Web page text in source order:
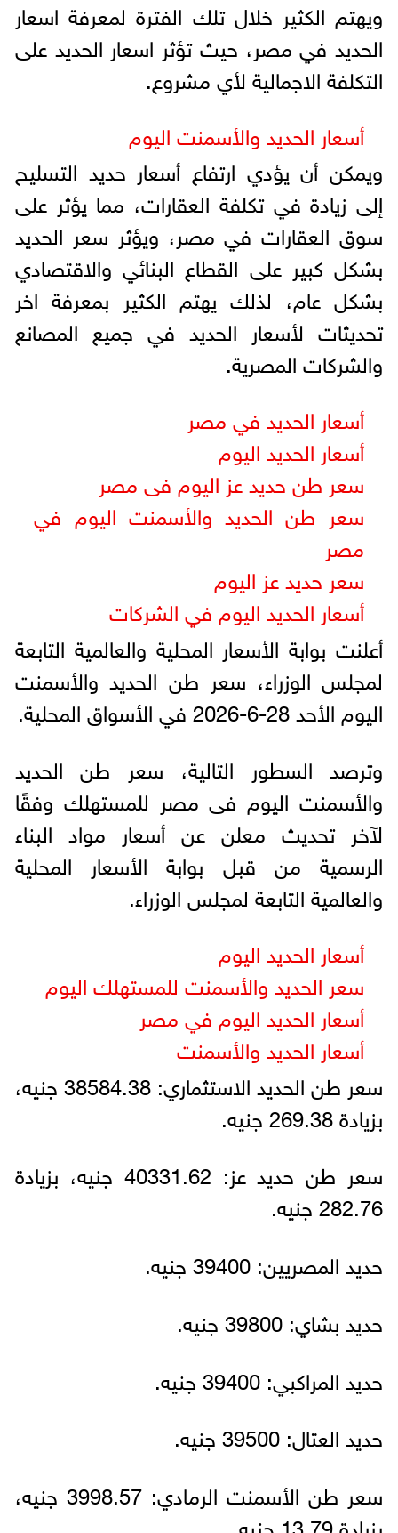
ويهتم الكثير خلال تلك الفترة لمعرفة اسعار
الحديد في مصر، حيث تؤثر اسعار الحديد على
التكلفة الاجمالية لأي مشروع.
أسعار الحديد والأسمنت اليوم
ويمكن أن يؤدي ارتفاع أسعار حديد التسليح
إلى زيادة في تكلفة العقارات، مما يؤثر على
سوق العقارات في مصر، ويؤثر سعر الحديد
بشكل كبير على القطاع البنائي والاقتصادي
بشكل عام، لذلك يهتم الكثير بمعرفة اخر
تحديثات لأسعار الحديد في جميع المصانع
والشركات المصرية.
أسعار الحديد في مصر
أسعار الحديد اليوم
سعر طن حديد عز اليوم فى مصر
سعر طن الحديد والأسمنت اليوم في
مصر
سعر حديد عز اليوم
أسعار الحديد اليوم في الشركات
أعلنت بوابة الأسعار المحلية والعالمية التابعة
لمجلس الوزراء، سعر طن الحديد والأسمنت
اليوم الأحد 28-6-2026 في الأسواق المحلية.
وترصد السطور التالية، سعر طن الحديد
والأسمنت اليوم فى مصر للمستهلك وفقًا
لآخر تحديث معلن عن أسعار مواد البناء
الرسمية من قبل بوابة الأسعار المحلية
والعالمية التابعة لمجلس الوزراء.
أسعار الحديد اليوم
سعر الحديد والأسمنت للمستهلك اليوم
أسعار الحديد اليوم في مصر
أسعار الحديد والأسمنت
سعر طن الحديد الاستثماري: 38584.38 جنيه،
بزيادة 269.38 جنيه.
سعر طن حديد عز: 40331.62 جنيه، بزيادة
282.76 جنيه.
حديد المصريين: 39400 جنيه.
حديد بشاي: 39800 جنيه.
حديد المراكبي: 39400 جنيه.
حديد العتال: 39500 جنيه.
سعر طن الأسمنت الرمادي: 3998.57 جنيه،
بزيادة 13.79 جنيه.